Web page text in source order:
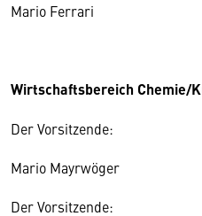
Mario Ferrari
Wirtschaftsbereich Chemie/
Der Vorsitzende:
Mario Mayrwöger
Der Vorsitzende: